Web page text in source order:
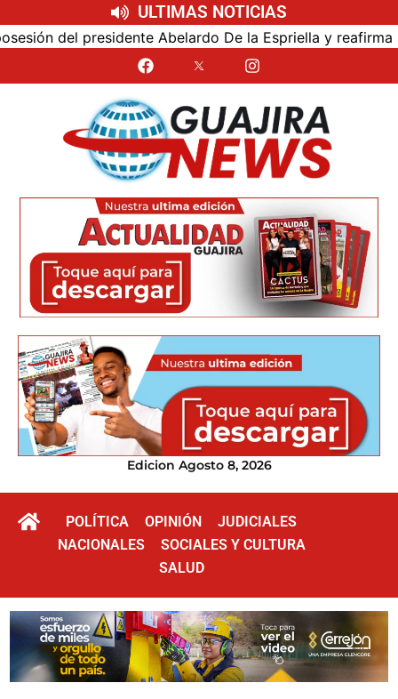
ULTIMAS NOTICIAS
del presidente Abelardo De la Espriella y reafirma su
Edicion Agosto 8, 2026
POLÍTICA OPINIÓN
JUDICIALES
NACIONALES
SOCIALES Y CULTURA
SALUD